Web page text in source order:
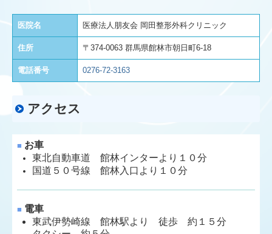
医院名 医療法人朋友会 岡田整形外科クリニック
住所 〒374-0063 群馬県館林市朝日町6-18
電話番号 0276-72-3163
アクセス
■ お車
東北自動車道 館林インターより１０分
国道５０号線 館林入口より１０分
■ 電車
東武伊勢崎線 館林駅より 徒歩 約１５分